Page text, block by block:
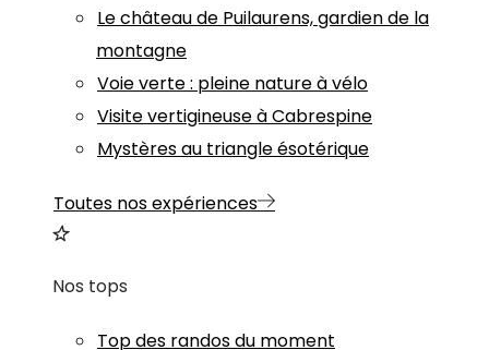
Le château de Puilaurens, gardien de la
montagne
Voie verte : pleine nature à vélo
Visite vertigineuse à Cabrespine
Mystères au triangle ésotérique
Toutes nos expériences
Nos tops
Top des randos du moment